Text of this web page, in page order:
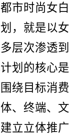
市时尚女白
，就是以女
层次渗透到
划的核心是
绕目标消费
、终端、文
立立体推广